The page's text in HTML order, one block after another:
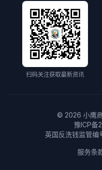
扫码关注获取最新资讯
© 2026 小鹰
豫ICP备
英国反洗钱监管
服务条